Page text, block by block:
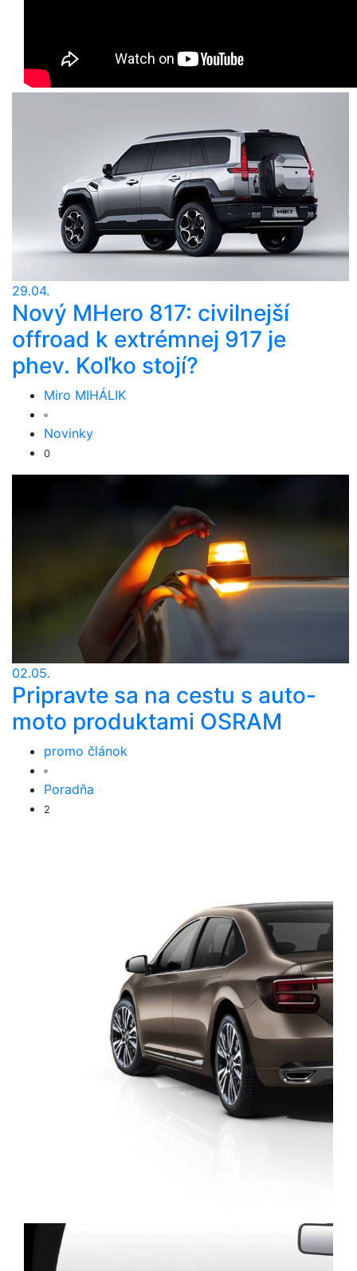
29.04.
Nový MHero 817: civilnejší
offroad k extrémnej 917 je
phev. Koľko stojí?
Miro MIHÁLIK
Novinky
0
02.05.
Pripravte sa na cestu s auto-
moto produktami OSRAM
promo článok
Poradňa
2